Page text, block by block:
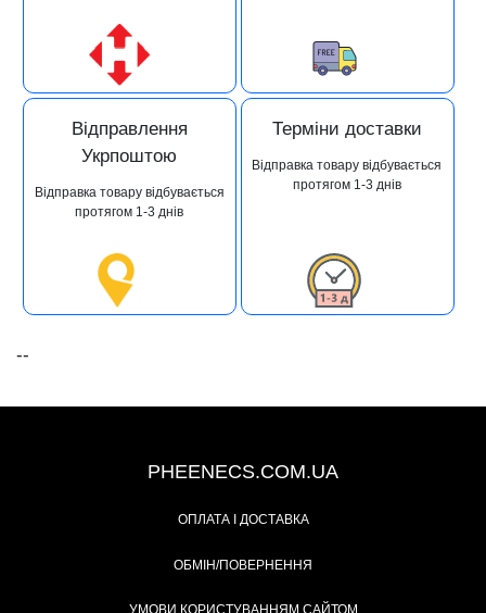
Відправлення
Укрпоштою
Відправка товару відбувається
протягом 1-3 днів
Терміни доставки
Відправка товару відбувається
протягом 1-3 днів
--
PHEENECS.COM.UA
ОПЛАТА І ДОСТАВКА
ОБМІН/ПОВЕРНЕННЯ
УМОВИ КОРИСТУВАННЯМ САЙТОМ